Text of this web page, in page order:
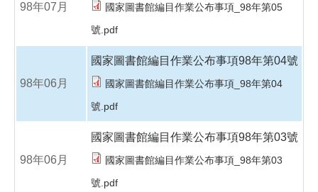
98年07月
國家圖書館編目作業公布事項_98年第05
號.pdf
98年06月
國家圖書館編目作業公布事項98年第04號
國家圖書館編目作業公布事項_98年第04
號.pdf
98年06月
國家圖書館編目作業公布事項98年第03號
國家圖書館編目作業公布事項_98年第03
號.pdf